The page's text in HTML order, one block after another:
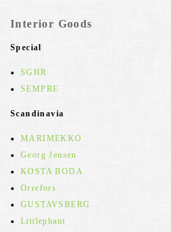
Interior Goods
Special
SGHR
SEMPRE
Scandinavia
MARIMEKKO
Georg Jensen
KOSTA BODA
Orrefors
GUSTAVSBERG
Littlephant